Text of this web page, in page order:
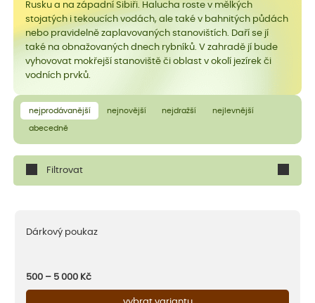
Rusku a na západní Sibiři. Halucha roste v mělkých
stojatých i tekoucích vodách, ale také v bahnitých půdách
nebo pravidelně zaplavovaných stanovištích. Daří se jí
také na obnažovaných dnech rybníků. V zahradě jí bude
vyhovovat mokřejší stanoviště či oblast v okolí jezírek či
vodních prvků.
nejprodávanější nejnovější nejdražší nejlevnější
abecedně
Filtrovat
Dárkový poukaz
500 – 5 000 Kč